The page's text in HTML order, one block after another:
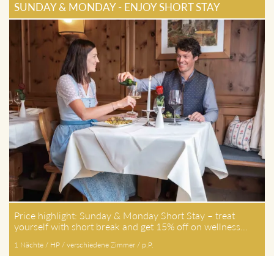
SUNDAY & MONDAY - ENJOY SHORT STAY
Price highlight: Sunday & Monday Short Stay – treat
yourself with short break and get 15% off on wellness…
1 Nächte / HP / verschiedene Zimmer / p.P.